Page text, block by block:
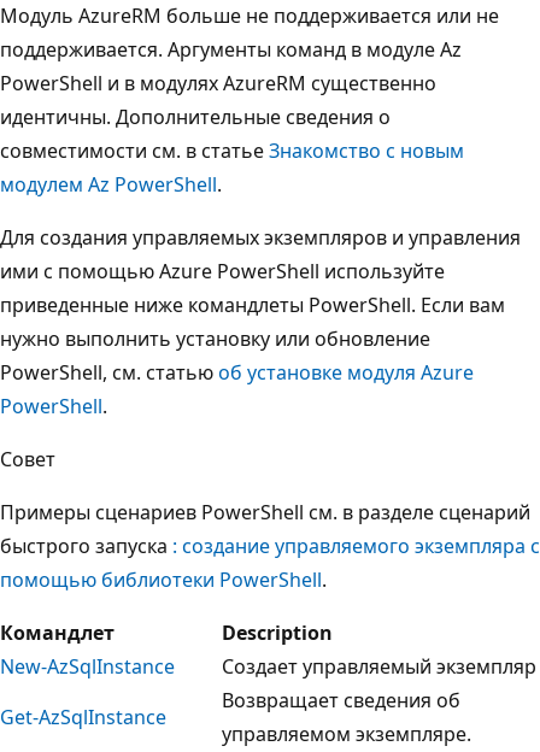
Модуль AzureRM больше не поддерживается или не
поддерживается. Аргументы команд в модуле Az
PowerShell и в модулях AzureRM существенно
идентичны. Дополнительные сведения о
совместимости см. в статьеЗнакомство с новым
модулем Az PowerShell.
Для создания управляемых экземпляров и управления
ими с помощью Azure PowerShell используйте
приведенные ниже командлеты PowerShell. Если вам
нужно выполнить установку или обновление
PowerShell, см. статьюоб установке модуля Azure
PowerShell.
Совет
Примеры сценариев PowerShell см. в разделе сценарий
быстрого запуска : создание управляемого экземпляра с
помощью библиотеки PowerShell.
Командлет
Description
New-AzSqlInstance
Создает управляемый экземпляр
Get-AzSqlInstance
Возвращает сведения об
управляемом экземпляре.